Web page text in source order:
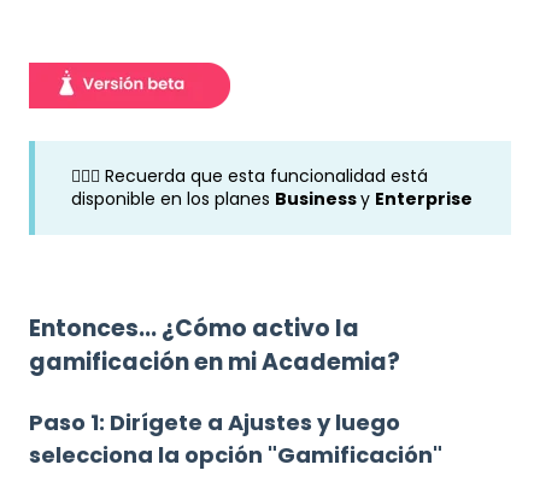
🧙🏼‍♂️ Recuerda que esta funcionalidad está
disponible en los planes Businessy Enterprise
Entonces... ¿Cómo activo la
gamificación en mi Academia?
Paso 1: Dirígete a Ajustes y luego
selecciona la opción "Gamificación"